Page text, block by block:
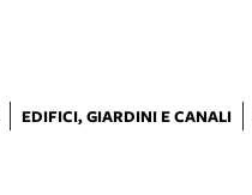
EDIFICI, GIARDINI E CANALI